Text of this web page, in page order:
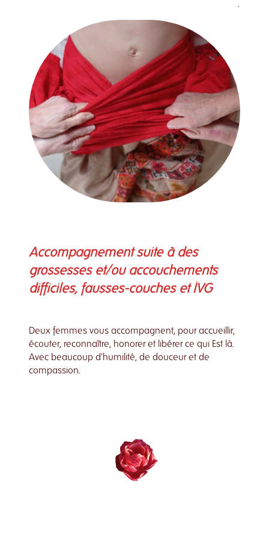
Accompagnement suite à des
grossesses et/ou accouchements
difficiles, fausses-couches et IVG
Deux femmes vous accompagnent, pour accueillir,
écouter, reconnaître, honorer et libérer ce qui Est là.
Avec beaucoup d’humilité, de douceur et de
compassion.